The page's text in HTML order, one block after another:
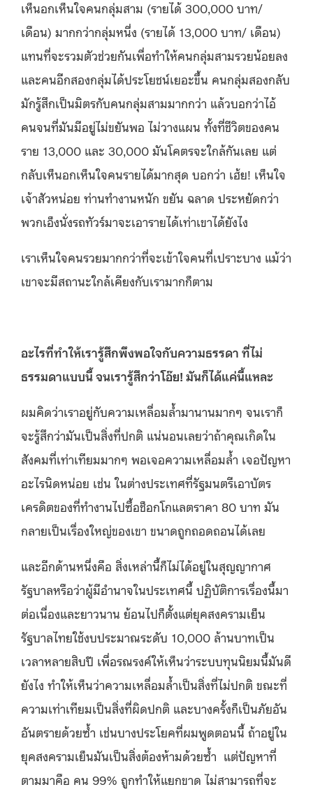
เห็นอกเห็นใจคนกลุ่มสาม (รายได้ 300,000 บาท/
เดือน) มากกว่ากลุ่มหนึ่ง (รายได้ 13,000 บาท/ เดือน)
แทนที่จะรวมตัวช่วยกันเพื่อทําให้คนกลุ่มสามรวยน้อยลง
และคนอีกสองกลุ่มได้ประโยชน์เยอะขึ้น คนกลุ่มสองกลับ
มักรู้สึกเป็นมิตรกับคนกลุ่มสามมากกว่า แล้วบอกว่าไอ้
คนจนที่มันมีอยู่ไม่ขยันพอ ไม่วางแผน ทั้งที่ชีวิตของคน
ราย 13,000 และ 30,000 มันโคตรจะใกล้กันเลย แต่
กลับเห็นอกเห็นใจคนรายได้มากสุด บอกว่า เฮ้ย! เห็นใจ
เจ้าสัวหน่อย ท่านทํางานหนัก ขยัน ฉลาด ประหยัดกว่า
พวกเอ็งนั่งรถทัวร์มาจะเอารายได้เท่าเขาได้ยังไง
เราเห็นใจคนรวยมากกว่าที่จะเข้าใจคนที่เปราะบาง แม้ว่า
เขาจะมีสถานะใกล้เคียงกับเรามากก็ตาม
อะไรที่ทำให้เรารู้สึกพึงพอใจกับความธรรดา ที่ไม่
ธรรมดาแบบนี้ จนเรารู้สึกว่าโอ๊ย! มันก็ได้แค่นี้แหละ
ผมคิดว่าเราอยู่กับความเหลื่อมล้ำมานานมากๆ จนเราก็
จะรู้สึกว่ามันเป็นสิ่งที่ปกติ แน่นอนเลยว่าถ้าคุณเกิดใน
สังคมที่เท่าเทียมมากๆ พอเจอความเหลื่อมล้ำ เจอปัญหา
อะไรนิดหน่อย เช่น ในต่างประเทศที่รัฐมนตรีเอาบัตร
เครดิตของที่ทํางานไปซื้อช็อกโกแลตราคา 80 บาท มัน
กลายเป็นเรื่องใหญ่ของเขา ขนาดถูกถอดถอนได้เลย
และอีกด้านหนึ่งคือ สิ่งเหล่านี้ก็ไม่ได้อยู่ในสุญญากาศ
รัฐบาลหรือว่าผู้มีอํานาจในประเทศนี้ ปฏิบัติการเรื่องนี้มา
ต่อเนื่องและยาวนาน ย้อนไปก็ตั้งแต่ยุคสงครามเย็น
รัฐบาลไทยใช้งบประมาณระดับ 10,000 ล้านบาทเป็น
เวลาหลายสิบปี เพื่อรณรงค์ให้เห็นว่าระบบทุนนิยมนี้มันดี
ยังไง ทำให้เห็นว่าความเหลื่อมล้ำเป็นสิ่งที่ไม่ปกติ ขณะที่
ความเท่าเทียมเป็นสิ่งที่ผิดปกติ และบางครั้งก็เป็นภัยอัน
อันตรายด้วยซ้ำ เช่นบางประโยคที่ผมพูดตอนนี้ ถ้าอยู่ใน
ยุคสงครามเย็นมันเป็นสิ่งต้องห้ามด้วยซ้ำ แต่ปัญหาที่
ตามมาคือ คน 99% ถูกทําให้แยกขาด ไม่สามารถที่จะ